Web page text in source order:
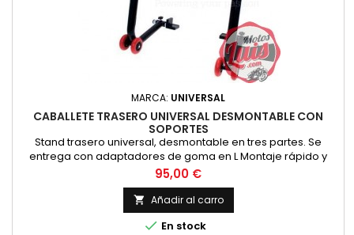
MARCA: UNIVERSAL
CABALLETE TRASERO UNIVERSAL DESMONTABLE CON
SOPORTES
Stand trasero universal, desmontable en tres partes. Se
entrega con adaptadores de goma en L Montaje rápido y
fácil
Precio
95,00 €
 Añadir al carro
 En stock